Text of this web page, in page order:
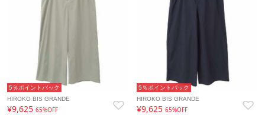
5％ポイントバック
HIROKO BIS GRANDE
¥9,625 65%OFF
5％ポイントバック
HIROKO BIS GRANDE
¥9,62565%OFF